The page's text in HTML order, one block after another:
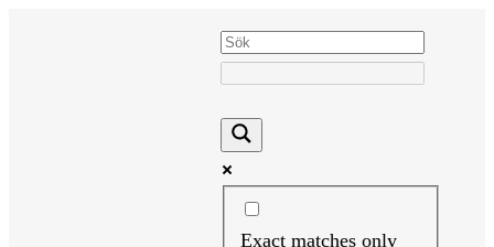
Exact matches only